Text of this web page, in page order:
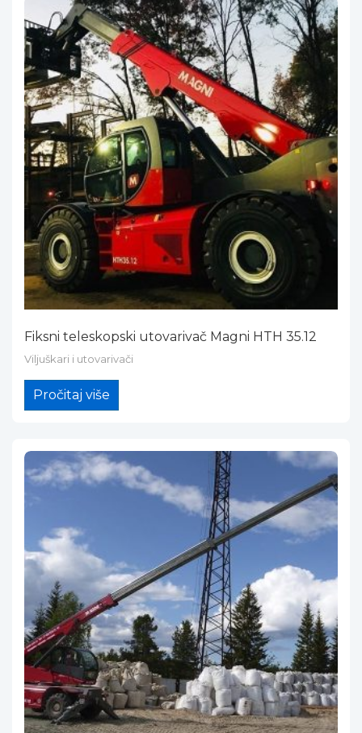
Fiksni teleskopski utovarivač Magni HTH 35.12
Viljuškari i utovarivači
Pročitaj više